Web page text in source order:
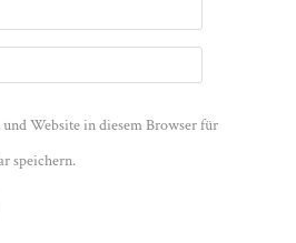
Website in diesem Browser für
speichern.